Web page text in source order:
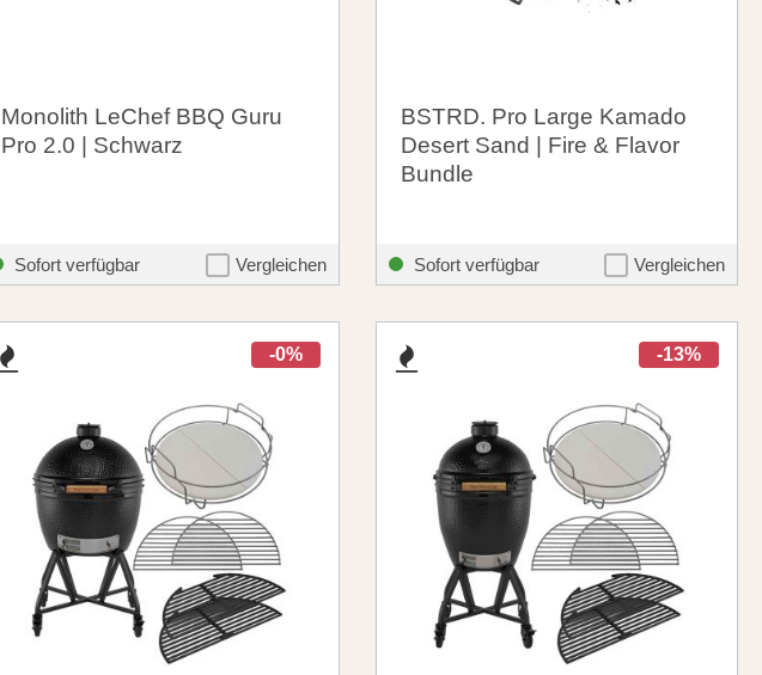
Monolith LeChef BBQ Guru
Pro 2.0 | Schwarz
1.999,00 € santosgrills-theme.listing.formerPrice:
2.699,90 €
Sofort verfügbar Vergleichen
BSTRD. Pro Large Kamado
Desert Sand | Fire & Flavor
Bundle
2.399,00 € santosgrills-
2.548,85 €
Sofort verfügbar Vergleichen
-0% -13%